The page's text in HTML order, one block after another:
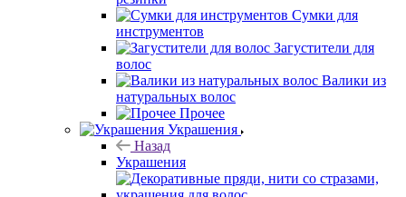
Сумки для
инструментов
Загустители для
волос
Валики из
натуральных волос
Прочее
Украшения
Назад
Украшения